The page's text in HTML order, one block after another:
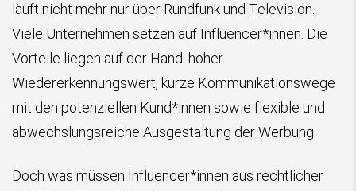
läuft nicht mehr nur über Rundfunk und Television.
Viele Unternehmen setzen auf Influencer*innen. Die
Vorteile liegen auf der Hand: hoher
Wiedererkennungswert, kurze Kommunikationswege
mit den potenziellen Kund*innen sowie flexible und
abwechslungsreiche Ausgestaltung der Werbung.
Doch was müssen Influencer*innen aus rechtlicher